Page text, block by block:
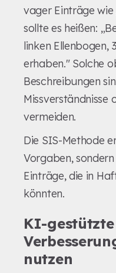
vager Einträge
sollte es heißen:
linken Ellenbogen,
erhaben." Solche
Beschreibungen
Missverständnisse
vermeiden.
Die SIS-Methode
Vorgaben,
Einträge, die in
könnten.
KI-
nutzen